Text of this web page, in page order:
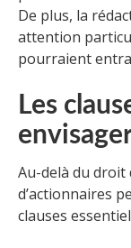
De plus, la
attention
pourraient
Les
Au-delà du droit
d’actionnaires
clauses